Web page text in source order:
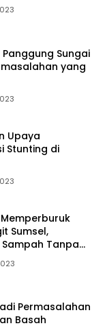
Panggung Sungai
yang
Upaya
Stunting di
Sumsel,
Tanpa
Permasalahan
Basah